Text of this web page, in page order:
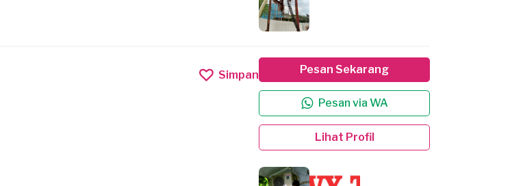
Simpan Pesan Sekarang
Pesan via WA
Lihat Profil